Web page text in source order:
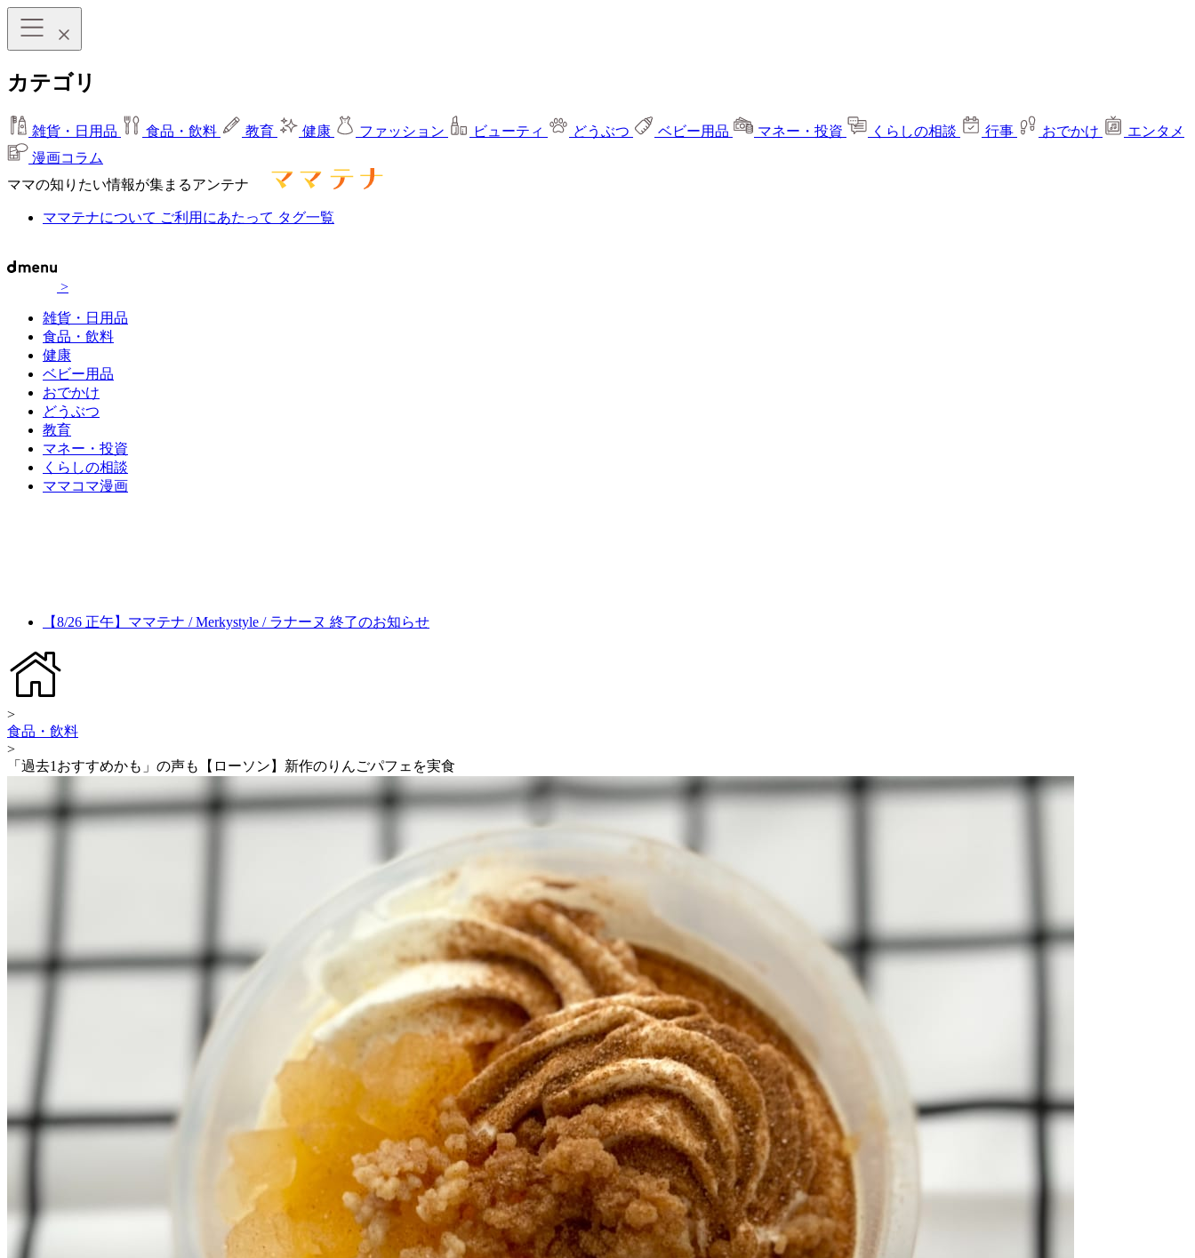
カテゴリ
雑貨・日用品 食品・飲料 教育 健康 ファッション ビューティ どうぶつ ベビー用品 マネー・投資 くらしの相談 行事 おでかけ
エンタメ
漫画コラム
ママの知りたい情報が集まるアンテナ
ママテナについて ご利用にあたって タグ一覧
>
雑貨・日用品
食品・飲料
健康
ベビー用品
おでかけ
どうぶつ
教育
マネー・投資
くらしの相談
ママコマ漫画
【8/26 正午】ママテナ / Merkystyle / ラナーヌ 終了のお知らせ
>
食品・飲料
>
「過去1おすすめかも」の声も【ローソン】新作のりんごパフェを実食